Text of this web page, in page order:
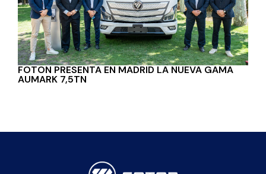
FOTON PRESENTA EN MADRID LA NUEVA GAMA
AUMARK 7,5TN